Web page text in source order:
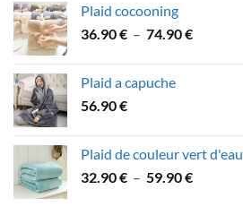
Plaid cocooning
36.90€ – 74.90€Plage
Plaid a capuche
56.90€
Plaid de couleur vert d'eau
32.90€ – 59.90€Plage